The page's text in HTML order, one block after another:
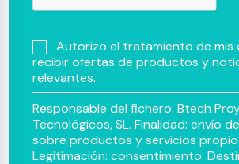
Autorizo el tratamiento de mis
recibir ofertas de productos y
relevantes.
Responsable del fichero: Btech
Tecnológicos, SL. Finalidad: envío
sobre productos y servicios
Legitimación: consentimiento.